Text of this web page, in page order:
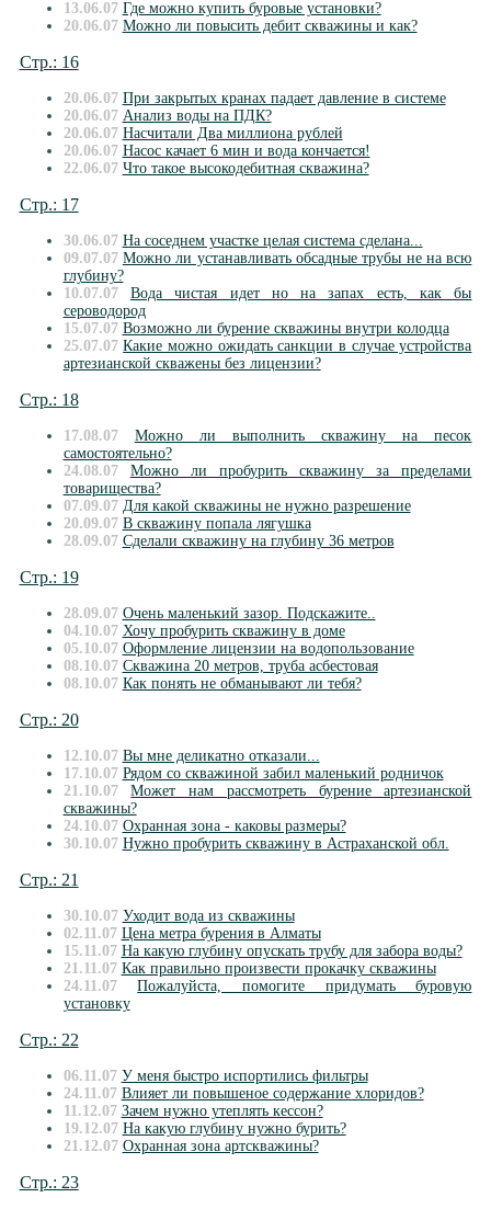
13.06.07 Где можно купить буровые установки?
20.06.07 Можно ли повысить дебит скважины и как?
Стр.: 16
20.06.07 При закрытых кранах падает давление в системе
20.06.07 Анализ воды на ПДК?
20.06.07 Насчитали Два миллиона рублей
20.06.07 Насос качает 6 мин и вода кончается!
22.06.07 Что такое высокодебитная скважина?
Стр.: 17
30.06.07 На соседнем участке целая система сделана...
09.07.07 Можно ли устанавливать обсадные трубы не на всю
глубину?
10.07.07
Вода чистая идет но на запах есть, как бы
сероводород
15.07.07 Возможно ли бурение скважины внутри колодца
25.07.07 Какие можно ожидать санкции в случае устройства
артезианской скважены без лицензии?
Стр.: 18
17.08.07
Можно ли выполнить скважину на песок
самостоятельно?
24.08.07
Можно ли пробурить скважину за пределами
товарищества?
07.09.07 Для какой скважины не нужно разрешение
20.09.07 В скважину попала лягушка
28.09.07 Сделали скважину на глубину 36 метров
Стр.: 19
28.09.07 Очень маленький зазор. Подскажите..
04.10.07 Хочу пробурить скважину в доме
05.10.07 Оформление лицензии на водопользование
08.10.07 Скважина 20 метров, труба асбестовая
08.10.07 Как понять не обманывают ли тебя?
Стр.: 20
12.10.07 Вы мне деликатно отказали...
17.10.07 Рядом со скважиной забил маленький родничок
21.10.07
Может нам рассмотреть бурение артезианской
скважины?
24.10.07 Охранная зона - каковы размеры?
30.10.07 Нужно пробурить скважину в Астраханской обл.
Стр.: 21
30.10.07 Уходит вода из скважины
02.11.07 Цена метра бурения в Алматы
15.11.07 На какую глубину опускать трубу для забора воды?
21.11.07 Как правильно произвести прокачку скважины
24.11.07
Пожалуйста, помогите придумать буровую
установку
Стр.: 22
06.11.07 У меня быстро испортились фильтры
24.11.07 Влияет ли повышеное содержание хлоридов?
11.12.07 Зачем нужно утеплять кессон?
19.12.07 На какую глубину нужно бурить?
21.12.07 Охранная зона артскважины?
Стр.: 23